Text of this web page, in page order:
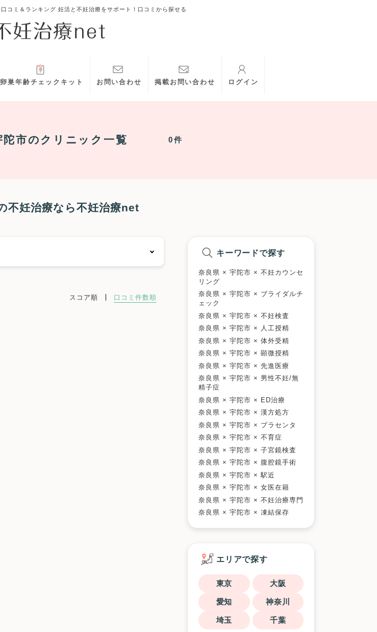
コミ＆ランキング 妊活と不妊治療をサポート！口コミから探せる
卵巣年齢チェックキット お問い合わせ 掲載お問い合わせ ログイン
陀市のクリニック一覧 0件
不妊治療なら不妊治療net
スコア順 口コミ件数順
キーワードで探す
奈良県 × 宇陀市 × 不妊カウンセ
リング
奈良県 × 宇陀市 × ブライダルチ
ェック
奈良県 × 宇陀市 × 不妊検査
奈良県 × 宇陀市 × 人工授精
奈良県 × 宇陀市 × 体外受精
奈良県 × 宇陀市 × 顕微授精
奈良県 × 宇陀市 × 先進医療
奈良県 × 宇陀市 × 男性不妊/無
精子症
奈良県 × 宇陀市 × ED治療
奈良県 × 宇陀市 × 漢方処方
奈良県 × 宇陀市 × プラセンタ
奈良県 × 宇陀市 × 不育症
奈良県 × 宇陀市 × 子宮鏡検査
奈良県 × 宇陀市 × 腹腔鏡手術
奈良県 × 宇陀市 × 駅近
奈良県 × 宇陀市 × 女医在籍
奈良県 × 宇陀市 × 不妊治療専門
奈良県 × 宇陀市 × 凍結保存
エリアで探す
東京 大阪
愛知 神奈川
埼玉 千葉